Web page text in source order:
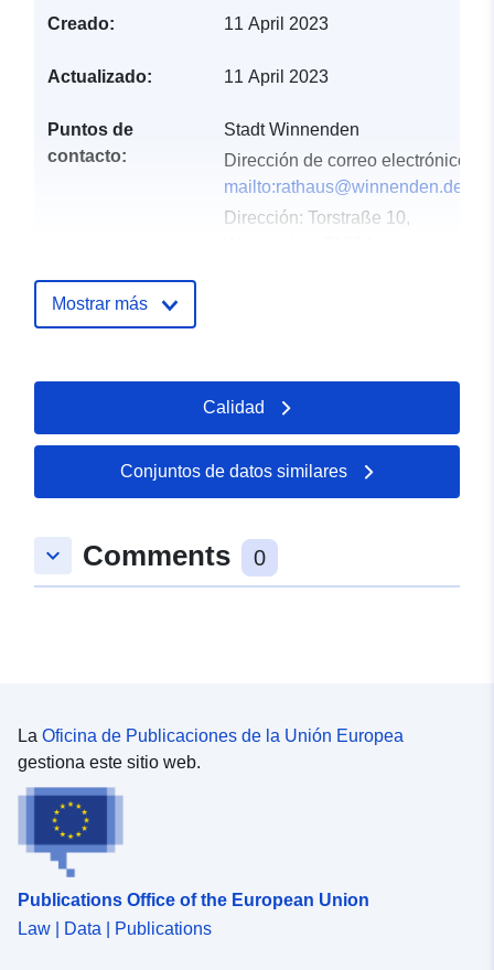
Creado: 11 April 2023
Actualizado: 11 April 2023
Puntos de
contacto:
Stadt Winnenden
Dirección de correo electrónico:
mailto:rathaus@winnenden.de
Dirección: Torstraße 10,
catálogo:
February 2026
Actualizado en data.europa.eu:
02 April 2026
Espacial: Coordenadas: [ [
[ 9.40453483, 48.87300979
Recursos
espacial:
uriRef:
Mostrar más
Calidad
Conjuntos de datos similares
keyboard_arrow_down Comments 0
La Oficina de Publicaciones de la Unión Europea
gestiona este sitio web.
Publications Office of the European Union
Law | Data | Publications